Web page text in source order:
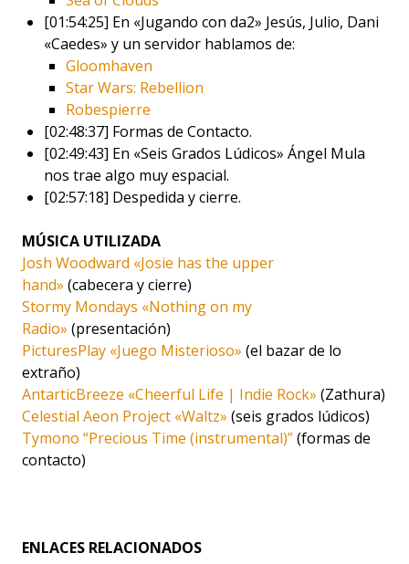
[01:54:25] En «Jugando con da2» Jesús, Julio, Dani
«Caedes» y un servidor hablamos de:
Gloomhaven
Star Wars: Rebellion
Robespierre
[02:48:37] Formas de Contacto.
[02:49:43] En «Seis Grados Lúdicos» Ángel Mula
nos trae algo muy espacial.
[02:57:18] Despedida y cierre.
MÚSICA UTILIZADA
Josh Woodward «Josie has the upper
hand» (cabecera y cierre)
Stormy Mondays «Nothing on my
Radio» (presentación)
PicturesPlay «Juego Misterioso» (el bazar de lo
extraño)
AntarticBreeze «Cheerful Life | Indie Rock» (Zathura)
Celestial Aeon Project «Waltz» (seis grados lúdicos)
Tymono “Precious Time (instrumental)”(formas de
contacto)
ENLACES RELACIONADOS